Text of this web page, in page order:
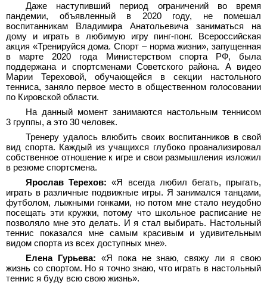
Даже наступивший период ограничений во время
пандемии, объявленный в 2020 году, не помешал
воспитанникам Владимира Анатольевича заниматься на
дому и играть в любимую игру пинг-понг. Всероссийская
акция «Тренируйся дома. Спорт – норма жизни», запущенная
в марте 2020 года Министерством спорта РФ, была
поддержана и спортсменами Советского района. А видео
Марии Тереховой, обучающейся в секции настольного
тенниса, заняло первое место в общественном голосовании
по Кировской области.
На данный момент занимаются настольным теннисом
3 группы, а это 30 человек.
Тренеру удалось влюбить своих воспитанников в свой
вид спорта. Каждый из учащихся глубоко проанализировал
собственное отношение к игре и свои размышления изложил
в резюме спортсмена.
Ярослав Терехов:«Я всегда любил бегать, прыгать,
играть в различные подвижные игры. Я занимался танцами,
футболом, лыжными гонками, но потом мне стало неудобно
посещать эти кружки, потому что школьное расписание не
позволяло мне это делать. И я стал выбирать. Настольный
теннис показался мне самым красивым и удивительным
видом спорта из всех доступных мне».
Елена Гурьева: «Я пока не знаю, свяжу ли я свою
жизнь со спортом. Но я точно знаю, что играть в настольный
теннис я буду всю свою жизнь».